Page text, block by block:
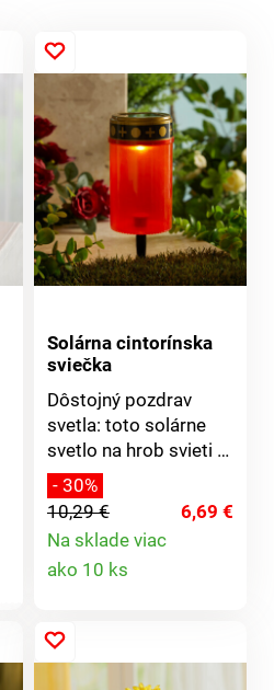
Solárna cintorínska
sviečka
Dôstojný pozdrav
svetla: toto solárne
svetlo na hrob svieti v
tme jemne a
spoľahlivo bez toho,
aby bolo nutné meniť
batérie.
- 30%
10,29 €
6,69 €
Na sklade viac
ako 10 ks